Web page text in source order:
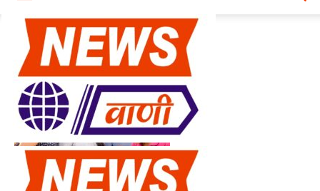
Home Tags Scholarship
Tag: Scholarship